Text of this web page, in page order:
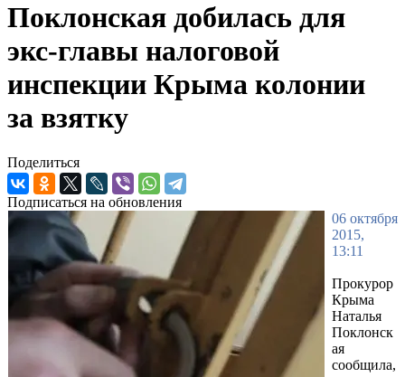
Поклонская добилась для
экс-главы налоговой
инспекции Крыма колонии
за взятку
Поделиться
Подписаться на обновления
06 октября
2015,
13:11
Прокурор
Крыма
Наталья
Поклонск
ая
сообщила,